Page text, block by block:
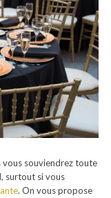
vous souviendrez toute
surtout si vous
. On vous propose